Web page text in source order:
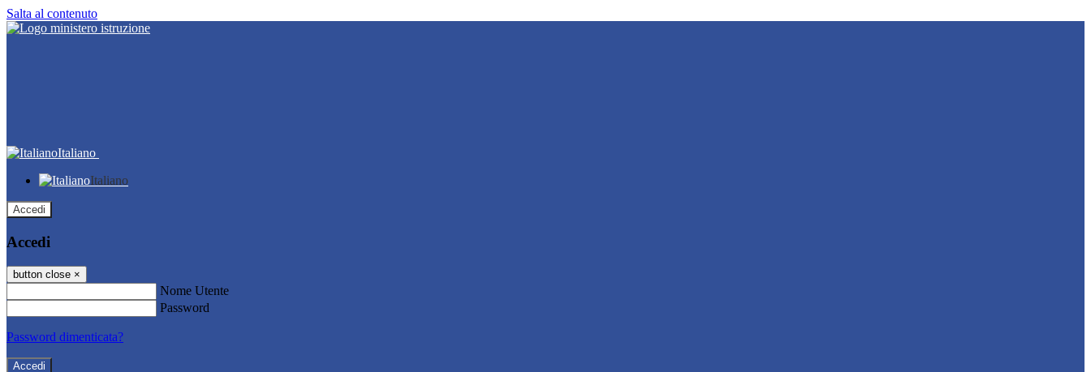
Salta al contenuto
Italiano
Italiano
Accedi
Accedi
button close ×
Nome Utente
Password
Password dimenticata?